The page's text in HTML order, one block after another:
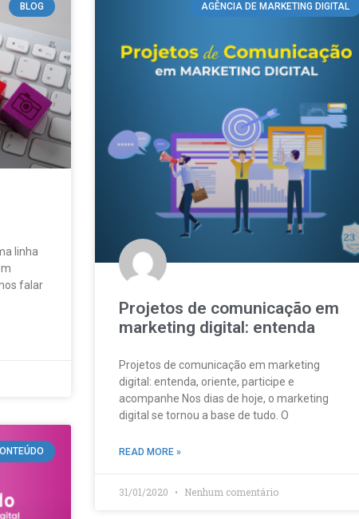
BLOG
linha
falar
AGÊNCIA DE MARKETING DIGITAL
Projetos de comunicação em
marketing digital: entenda
Projetos de comunicação em marketing
digital: entenda, oriente, participe e
acompanhe Nos dias de hoje, o marketing
digital se tornou a base de tudo. O
READ MORE »
31/01/2020 Nenhum comentário